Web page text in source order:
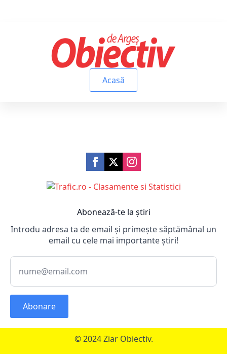
Acasă
Abonează-te la știri
Introdu adresa ta de email și primește săptămânal un
email cu cele mai importante știri!
Abonare
© 2024 Ziar Obiectiv.